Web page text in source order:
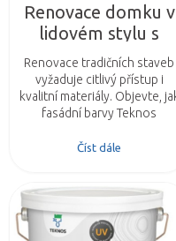
Renovace domku v
lidovém stylu s
použitím barev
NORDICA® MATT
Renovace tradičních staveb
vyžaduje citlivý přístup i
kvalitní materiály. Objevte,
fasádní barvy Teknos
zachovat historický vzhled a
Číst dále